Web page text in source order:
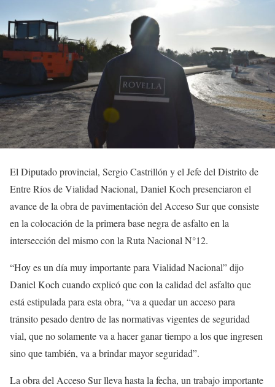
El Diputado provincial, Sergio Castrillón y el Jefe del Distrito de
Entre Ríos de Vialidad Nacional, Daniel Koch presenciaron el
avance de la obra de pavimentación del Acceso Sur que consiste
en la colocación de la primera base negra de asfalto en la
intersección del mismo con la Ruta Nacional N°12.
“Hoy es un día muy importante para Vialidad Nacional” dijo
Daniel Koch cuando explicó que con la calidad del asfalto que
está estipulada para esta obra, “va a quedar un acceso para
tránsito pesado dentro de las normativas vigentes de seguridad
vial, que no solamente va a hacer ganar tiempo a los que ingresen
sino que también, va a brindar mayor seguridad”.
La obra del Acceso Sur lleva hasta la fecha, un trabajo importante